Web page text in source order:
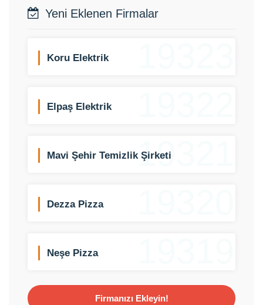
Yeni Eklenen Firmalar
Koru Elektrik
Elpaş Elektrik
19321
Mavi Şehir Temizlik Şirketi
Dezza Pizza
Neşe Pizza
Firmanızı Ekleyin!